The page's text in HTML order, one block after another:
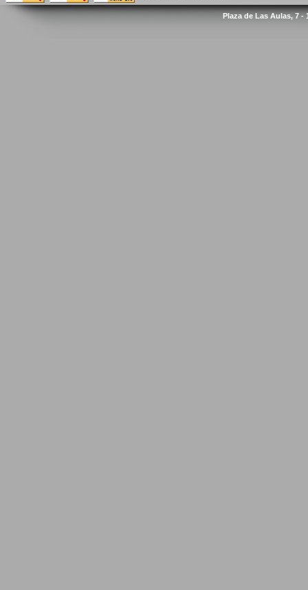
Plaza de Las Aulas, 7 -